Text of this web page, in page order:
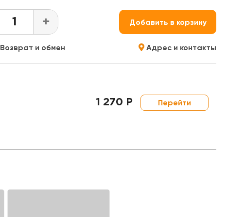
+ Добавить в корзину
Возврат и обмен Адрес и контакты
1 270 Р Перейти